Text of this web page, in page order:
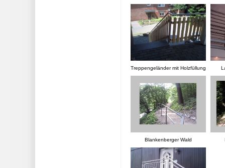
Treppengeländer mit Holzfüllung
Blankenberger Wald